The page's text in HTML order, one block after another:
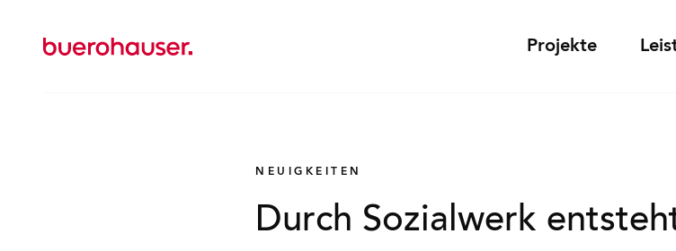
Projekte
NEUIGKEITEN
Durch Sozialwerk